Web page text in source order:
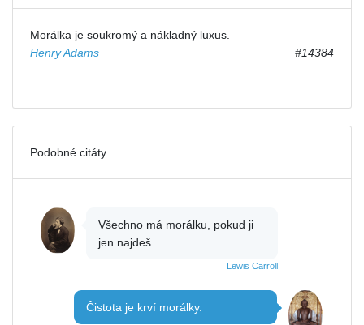
Morálka je soukromý a nákladný luxus.
Henry Adams
#14384
Podobné citáty
Všechno má morálku, pokud ji
jen najdeš.
Lewis Carroll
Čistota je krví morálky.